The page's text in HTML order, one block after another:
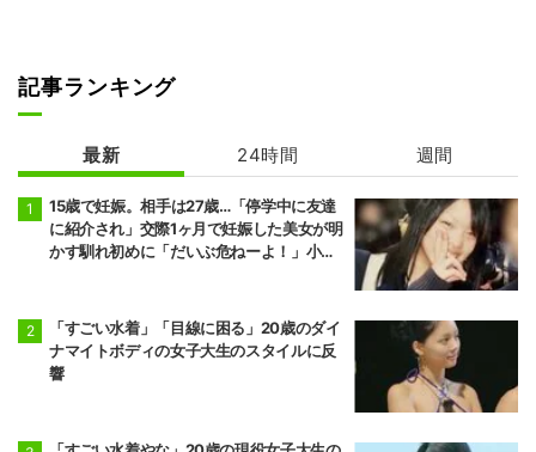
記事ランキング
最新 24時間 週間
15歳で妊娠。相手は27歳…「停学中に友達
に紹介され」交際1ヶ月で妊娠した美女が明
かす馴れ初めに「だいぶ危ねーよ！」小森
「すごい水着」「目線に困る」20歳のダイ
ナマイトボディの女子大生のスタイルに反
響